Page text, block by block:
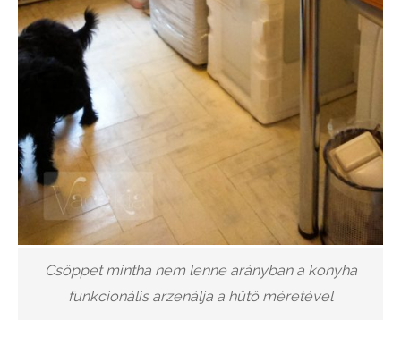
Csöppet mintha nem lenne arányban a konyha
funkcionális arzenálja a hűtő méretével